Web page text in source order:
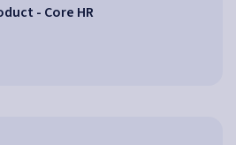
- Core HR